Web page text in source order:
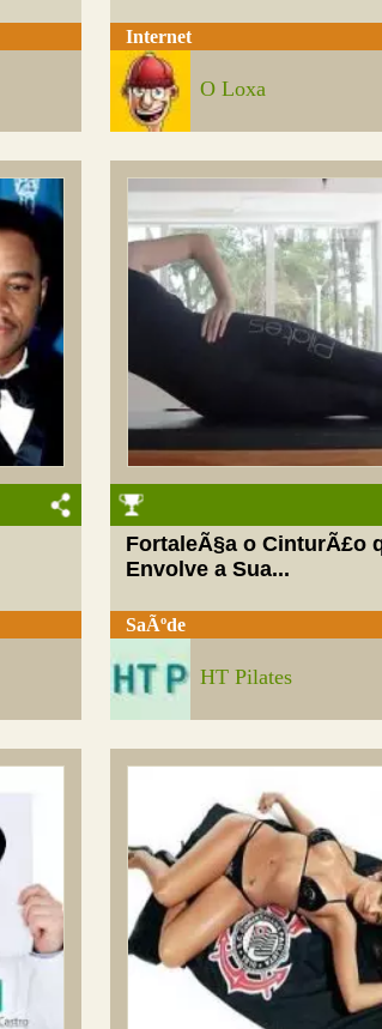
Internet
O Loxa
FortaleÃ§a o CinturÃ£o
Envolve a Sua...
SaÃºde
HT Pilates